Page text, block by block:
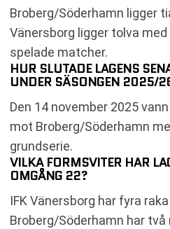
Broberg/Söderhamn ligger
Vänersborg ligger tolva
spelade matcher.
HUR SLUTADE LAGENS
UNDER SÄSONGEN 2025/
Den 14 november 2025
mot Broberg/Söderhamn
grundserie.
VILKA FORMSVITER HAR
OMGÅNG 22?
IFK Vänersborg har fyra
Broberg/Söderhamn har